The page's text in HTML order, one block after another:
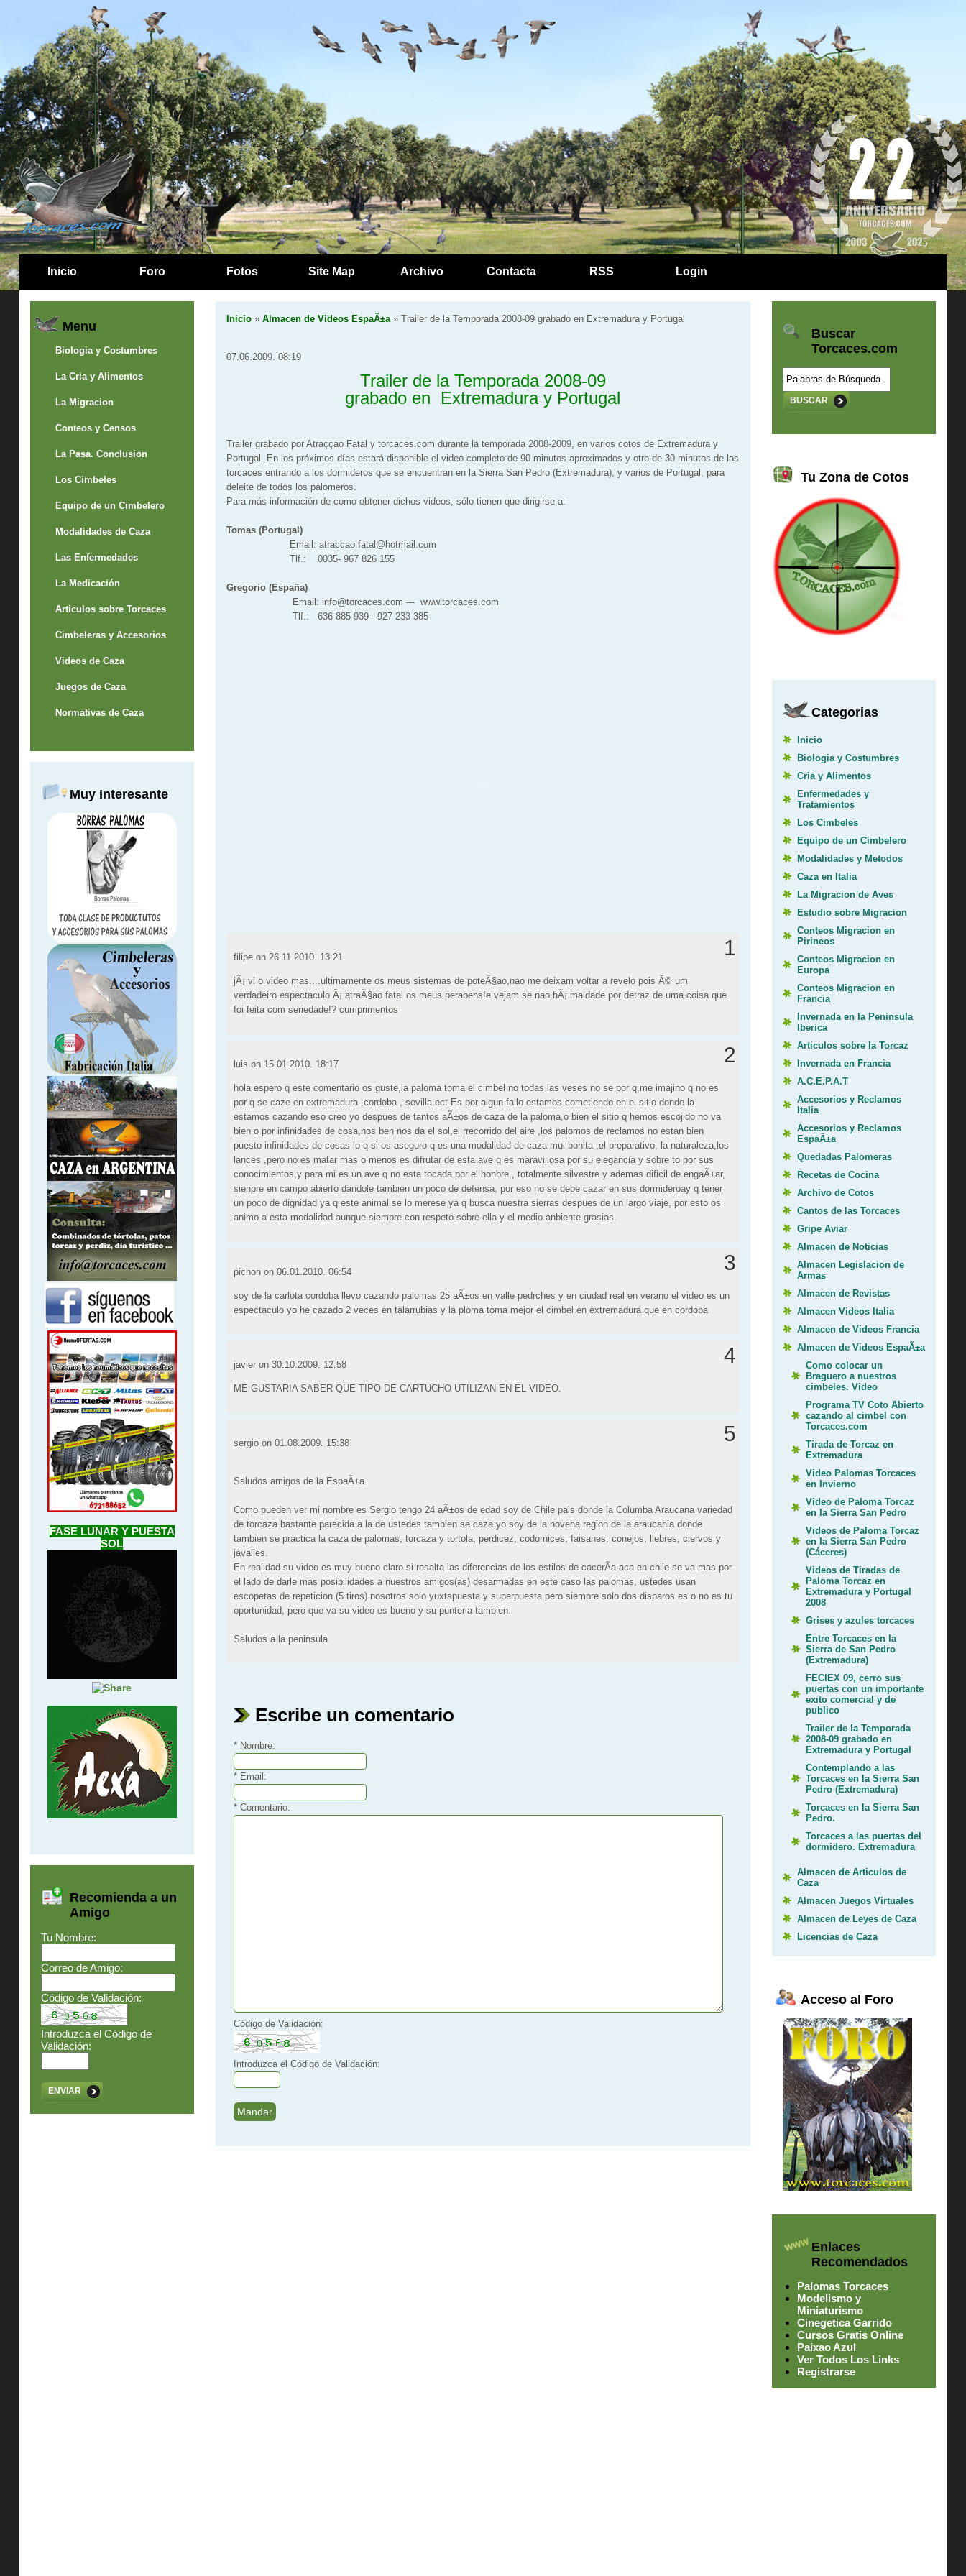
Inicio Foro Fotos Site Map Archivo Contacta RSS Login
Menu
Biologia y Costumbres
La Cria y Alimentos
La Migracion
Conteos y Censos
La Pasa. Conclusion
Los Cimbeles
Equipo de un Cimbelero
Modalidades de Caza
Las Enfermedades
La Medicación
Articulos sobre Torcaces
Cimbeleras y Accesorios
Videos de Caza
Juegos de Caza
Normativas de Caza
Muy Interesante
FASE LUNAR Y PUESTA
SOL
Recomienda a un
Amigo
Tu Nombre:
Correo de Amigo:
Código de Validación:
Introduzca el Código de
Validación:
ENVIAR
Inicio» Almacen de Videos EspaÃ±a» Trailer de la Temporada 2008-09 grabado en Extremadura y Portugal
07.06.2009. 08:19
Trailer de la Temporada 2008-09
grabado en Extremadura y Portugal
Trailer grabado por Atraççao Fatal y torcaces.com durante la temporada 2008-2009, en varios cotos de Extremadura y
Portugal. En los próximos días estará disponible el video completo de 90 minutos aproximados y otro de 30 minutos de las
torcaces entrando a los dormideros que se encuentran en la Sierra San Pedro (Extremadura), y varios de Portugal, para
deleite de todos los palomeros.
Para más información de como obtener dichos videos, sólo tienen que dirigirse a:
Tomas (Portugal)
Email: atraccao.fatal@hotmail.com
Tlf.: 0035- 967 826 155
Gregorio (España)
Email: info@torcaces.com --- www.torcaces.com
Tlf.: 636 885 939 - 927 233 385
1
filipe on 26.11.2010. 13:21
jÃ¡ vi o video mas....ultimamente os meus sistemas de poteÃ§ao,nao me deixam voltar a revelo pois Ã© um
verdadeiro espectaculo Ã¡ atraÃ§ao fatal os meus perabens!e vejam se nao hÃ¡ maldade por detraz de uma coisa que
foi feita com seriedade!? cumprimentos
2
luis on 15.01.2010. 18:17
hola espero q este comentario os guste,la paloma toma el cimbel no todas las veses no se por q,me imajino q no es
por q se caze en extremadura ,cordoba , sevilla ect.Es por algun fallo estamos cometiendo en el sitio donde la
estamos cazando eso creo yo despues de tantos aÃ±os de caza de la paloma,o bien el sitio q hemos escojido no va
bien o por infinidades de cosa,nos ben nos da el sol,el rrecorrido del aire ,los palomos de reclamos no estan bien
puesto infinidades de cosas lo q si os aseguro q es una modalidad de caza mui bonita ,el preparativo, la naturaleza,los
lances ,pero no es matar mas o menos es difrutar de esta ave q es maravillosa por su elegancia y sobre to por sus
conocimientos,y para mi es un ave q no esta tocada por el honbre , totalmente silvestre y ademas dificil de engaÃ±ar,
sienpre en campo abierto dandole tambien un poco de defensa, por eso no se debe cazar en sus dormideroay q tener
un poco de dignidad ya q este animal se lo merese ya q busca nuestra sierras despues de un largo viaje, por esto os
animo a esta modalidad aunque siempre con respeto sobre ella y el medio anbiente grasias.
3
pichon on 06.01.2010. 06:54
soy de la carlota cordoba llevo cazando palomas 25 aÃ±os en valle pedrches y en ciudad real en verano el video es un
espectaculo yo he cazado 2 veces en talarrubias y la ploma toma mejor el cimbel en extremadura que en cordoba
4
javier on 30.10.2009. 12:58
ME GUSTARIA SABER QUE TIPO DE CARTUCHO UTILIZAN EN EL VIDEO.
5
sergio on 01.08.2009. 15:38
Saludos amigos de la EspaÃ±a.
Como pueden ver mi nombre es Sergio tengo 24 aÃ±os de edad soy de Chile pais donde la Columba Araucana variedad
de torcaza bastante parecida a la de ustedes tambien se caza yo soy de la novena region de la araucania donde
tambien se practica la caza de palomas, torcaza y tortola, perdicez, codornices, faisanes, conejos, liebres, ciervos y
javalies.
En realidad su video es muy bueno claro si resalta las diferencias de los estilos de cacerÃ­a aca en chile se va mas por
el lado de darle mas posibilidades a nuestros amigos(as) desarmadas en este caso las palomas, ustedes usan
escopetas de repeticion (5 tiros) nosotros solo yuxtapuesta y superpuesta pero siempre solo dos disparos es o no es tu
oportunidad, pero que va su video es bueno y su punteria tambien.
Saludos a la peninsula
Escribe un comentario
* Nombre:
* Email:
* Comentario:
Código de Validación:
Introduzca el Código de Validación:
Buscar
Torcaces.com
BUSCAR
Tu Zona de Cotos
Categorias
Inicio
Biologia y Costumbres
Cria y Alimentos
Enfermedades y
Tratamientos
Los Cimbeles
Equipo de un Cimbelero
Modalidades y Metodos
Caza en Italia
La Migracion de Aves
Estudio sobre Migracion
Conteos Migracion en
Pirineos
Conteos Migracion en
Europa
Conteos Migracion en
Francia
Invernada en la Peninsula
Iberica
Articulos sobre la Torcaz
Invernada en Francia
A.C.E.P.A.T
Accesorios y Reclamos
Italia
Accesorios y Reclamos
EspaÃ±a
Quedadas Palomeras
Recetas de Cocina
Archivo de Cotos
Cantos de las Torcaces
Gripe Aviar
Almacen de Noticias
Almacen Legislacion de
Armas
Almacen de Revistas
Almacen Videos Italia
Almacen de Videos Francia
Almacen de Videos EspaÃ±a
Como colocar un
Braguero a nuestros
cimbeles. Video
Programa TV Coto Abierto
cazando al cimbel con
Torcaces.com
Tirada de Torcaz en
Extremadura
Video Palomas Torcaces
en Invierno
Video de Paloma Torcaz
en la Sierra San Pedro
Videos de Paloma Torcaz
en la Sierra San Pedro
(Cáceres)
Videos de Tiradas de
Paloma Torcaz en
Extremadura y Portugal
2008
Grises y azules torcaces
Entre Torcaces en la
Sierra de San Pedro
(Extremadura)
FECIEX 09, cerro sus
puertas con un importante
exito comercial y de
publico
Trailer de la Temporada
2008-09 grabado en
Extremadura y Portugal
Contemplando a las
Torcaces en la Sierra San
Pedro (Extremadura)
Torcaces en la Sierra San
Pedro.
Torcaces a las puertas del
dormidero. Extremadura
Almacen de Articulos de
Caza
Almacen Juegos Virtuales
Almacen de Leyes de Caza
Licencias de Caza
Acceso al Foro
Enlaces
Recomendados
Palomas Torcaces
Modelismo y
Miniaturismo
Cinegetica Garrido
Cursos Gratis Online
Paixao Azul
Ver Todos Los Links
Registrarse